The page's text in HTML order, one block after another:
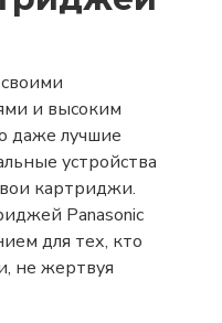
и высоким
даже лучшие
устройства
картриджи.
Panasonic
для тех, кто
не жертвуя